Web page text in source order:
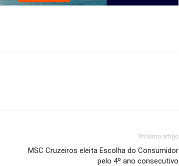
Próximo artigo
MSC Cruzeiros eleita Escolha do Consumidor
pelo 4º ano consecutivo